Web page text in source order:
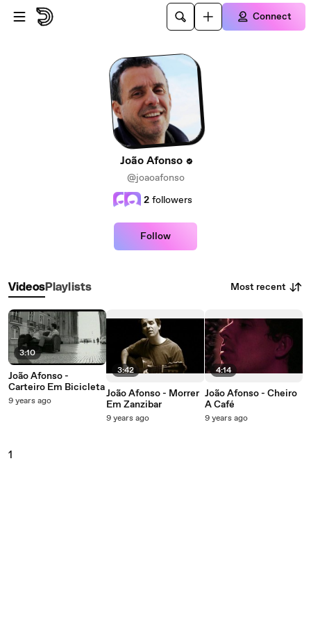
Skip to main content
Connect
João Afonso
@joaoafonso
2 followers
Follow
VideosPlaylists Most recent
3:10
João Afonso -
Carteiro Em Bicicleta
9 years ago
3:42
João Afonso - Morrer
Em Zanzibar
9 years ago
4:14
João Afonso - Cheiro
A Café
9 years ago
1